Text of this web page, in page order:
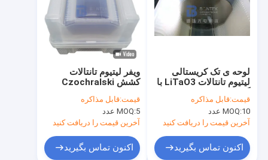
درباره ما
تور کارخانه
با ما تماس بگیرید
پرونده ها
ویفر لیتیوم تانتالات
کشش Czochralski
SAW
قیمت:قابل مذاکره
MOQ:5 عدد
آخرین قیمت را دریافت کنید
اکنون تماس بگیرید
لوحه ی تک کریستالی
لیتیوم تانتالات LiTaO3 با
میلی متر برای نوری و
صوتی
قیمت:قابل مذاکره
MOQ:10 عدد
آخرین قیمت را دریافت کنید
اکنون تماس بگیرید